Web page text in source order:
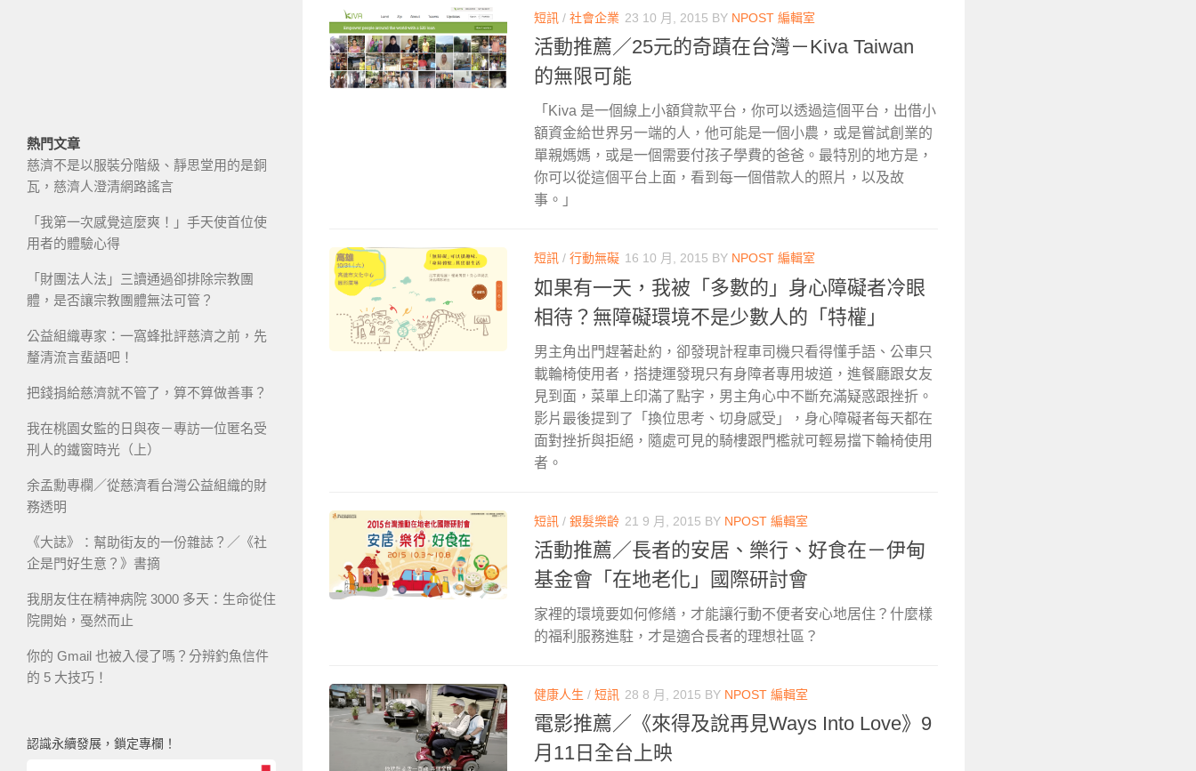
短訊 / 社會企業 23 10 月, 2015 BY NPOST 編輯室
活動推薦／25元的奇蹟在台灣－Kiva Taiwan
的無限可能
「Kiva 是一個線上小額貸款平台，你可以透過這個平台，出借小
額資金給世界另一端的人，他可能是一個小農，或是嘗試創業的
單親媽媽，或是一個需要付孩子學費的爸爸。最特別的地方是，
你可以從這個平台上面，看到每一個借款人的照片，以及故
事。」
短訊 / 行動無礙 16 10 月, 2015 BY NPOST 編輯室
如果有一天，我被「多數的」身心障礙者冷眼
相待？無障礙環境不是少數人的「特權」
男主角出門趕著赴約，卻發現計程車司機只看得懂手語、公車只
載輪椅使用者，搭捷運發現只有身障者專用坡道，進餐廳跟女友
見到面，菜單上印滿了點字，男主角心中不斷充滿疑惑跟挫折。
影片最後提到了「換位思考、切身感受」，身心障礙者每天都在
面對挫折與拒絕，隨處可見的騎樓跟門檻就可輕易擋下輪椅使用
者。
短訊 / 銀髮樂齡 21 9 月, 2015 BY NPOST 編輯室
活動推薦／長者的安居、樂行、好食在－伊甸
基金會「在地老化」國際研討會
家裡的環境要如何修繕，才能讓行動不便者安心地居住？什麼樣
的福利服務進駐，才是適合長者的理想社區？
健康人生 / 短訊 28 8 月, 2015 BY NPOST 編輯室
電影推薦／《來得及說再見Ways Into Love》9
月11日全台上映
熱門文章
慈濟不是以服裝分階級、靜思堂用的是銅
瓦，慈濟人澄清網路謠言
「我第一次感覺這麼爽！」手天使首位使
用者的體驗心得
「財團法人法」三讀通過卻排除宗教團
體，是否讓宗教團體無法可管？
公益組織專家：一窩蜂批評慈濟之前，先
釐清流言蜚語吧！
把錢捐給慈濟就不管了，算不算做善事？
我在桃園女監的日與夜－專訪一位匿名受
刑人的鐵窗時光（上）
余孟勳專欄／從慈濟看台灣公益組織的財
務透明
《大誌》：幫助街友的一份雜誌？／《社
企是門好生意？》書摘
我朋友住在精神病院 3000 多天：生命從住
院開始，戞然而止
你的 Gmail 也被入侵了嗎？分辨釣魚信件
的 5 大技巧！
認識永續發展，鎖定專欄！